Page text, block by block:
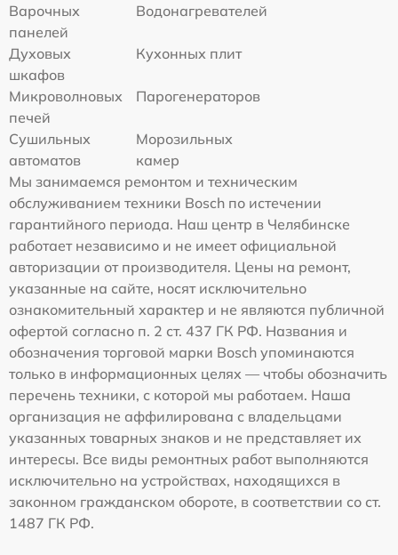
Варочных
панелей
Водонагревателей
Духовых
шкафов
Кухонных плит
Микроволновых
печей
Парогенераторов
Сушильных
автоматов
Морозильных
камер
Мы занимаемся ремонтом и техническим
обслуживанием техники Bosch по истечении
гарантийного периода. Наш центр в Челябинске
работает независимо и не имеет официальной
авторизации от производителя. Цены на ремонт,
указанные на сайте, носят исключительно
ознакомительный характер и не являются публичной
офертой согласно п. 2 ст. 437 ГК РФ. Названия и
обозначения торговой марки Bosch упоминаются
только в информационных целях — чтобы обозначить
перечень техники, с которой мы работаем. Наша
организация не аффилирована с владельцами
указанных товарных знаков и не представляет их
интересы. Все виды ремонтных работ выполняются
исключительно на устройствах, находящихся в
законном гражданском обороте, в соответствии со ст.
1487 ГК РФ.